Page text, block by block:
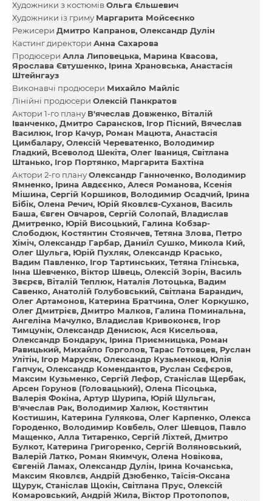
Художники з костюмів Ольга Єльшевич
Художники із гриму Маргарита Мойсеєнко
Режисери Дмитро Капранов Олександр Дулін
Кастинг директори Анна Сахарова
Продюсери Алла Липовецька Марина Квасова
Ярослава Євтушенко Iрина Храновська Анастасія
Штейнгауз
Виконавчі продюсери Михайло Майліс
Лінійні продюсери Олексій Панкратов
Актори 1-го плану В'ячеслав Довженко Віталій
Іванченко Дмитро Сарансков Ігор Пісний Вячеслав
Василюк Ігор Качур Роман Мацюта Анастасія
Цимбалару Олексій Череватенко Володимир
Гладкий Всеволод Шекіта Олег Іваниця Світлана
Штанько Ігор Портянко Маргарита Бахтіна
Актори 2-го плануОлександр Ганноченко Володимир
Ямненко Ірина Авдєєнко Алеся Романова Ксенія
Мішина Сергій Коршиков Володимир Осадчий Ірина
Бібік Олена Речич Юрій Яковлєв-Суханов Василь
Баша Євген Овчаров Сергій Солопай Владислав
Дмитренко Юрій Висоцький Галина Кобзар-
Слободюк Костянтин Стоянчев Тетяна Злова Петро
Хіміч Олександр Гарбар Даниїл Сушко Микола Кий
Олег Шульга Юрій Пухляк Олександр Красько
Вадим Павленко Ігор Тартинських Тетяна Глінська
Інна Шевченко Віктор Швець Олексій Зорін Василь
Звєрєв Віталій Теплюк Наталія Лотоцька Вадим
Савенко Анатолій Голубовський Світлана Барандич
Олег Артамонов Катерина Братчина Олег Коркушко
Олег Дмитрієв Дмитро Малков Галина Поминальна
Ангеліна Мачулко Владислав Кривоконєв Ігор
Тимцунік Олександр Денисюк Ася Кисельова
Олександр Бондарук Ірина Приємницька Роман
Равицький Михайло Горголов Тарас Готовцев Руслан
Улітін Ігор Марусяк Олександр Кузьменков Юлія
Гапчук Олександр Комендантов Руслан Сєфєров
Максим Кузьменко Сергій Лефор Станіслав Щербак
Арсен Горунов (Головацький) Олена Пісоцька
Валерія Фокіна Артур Шурипа Юрій Шульган
В'ячеслав Рак Володимир Халюк Костянтин
Костишин Катерина Гулякова Олег Карпенко Олекса
Городенко Володимир Ковбель Олег Шевцов Павло
Мащенко Алла Титаренко Сергій Ліхтей Дмитро
Булкот Катерина Григоренко Сергій Воляновський
Валерій Латко Роман Якимчук Олена Новiкова
Євгеній Ламах Олександр Дулін Ірина Кочанська
Максим Яковлєв Андрій Дзюбенко Таїсія-Оксана
Щурук Станіслав Щокін Світлана Прус Олексій
Комаровський Андрій Жила Віктор Протопопов